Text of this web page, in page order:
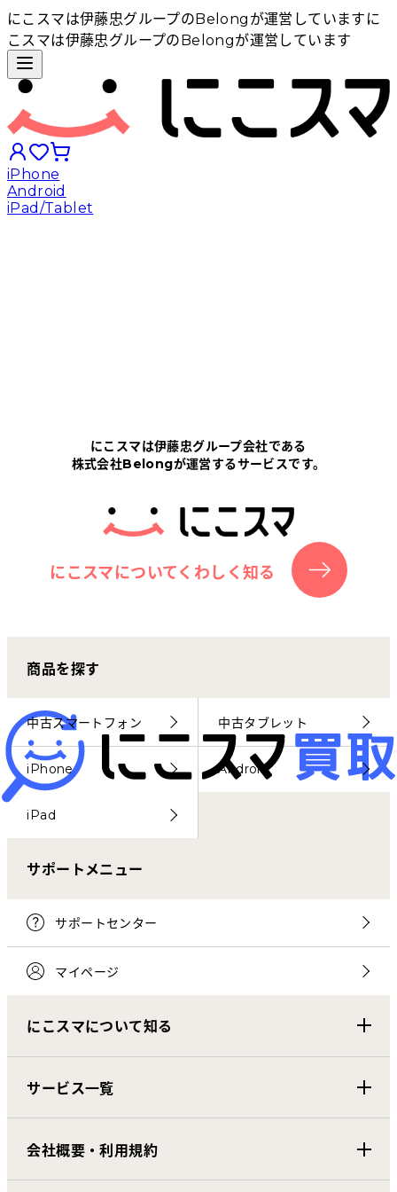
にこスマは伊藤忠グループのBelongが運営しています に
こスマは伊藤忠グループのBelongが運営しています
iPhone
Android
iPad/Tablet
にこスマについて
サポートセンター
お客さまの声
にこスマ通信
マイページ
にこスマは伊藤忠グループ会社である
株式会社Belongが運営するサービスです。
にこスマについてくわしく知る
商品を探す
中古スマートフォン 中古タブレット
iPhone Android
iPad
サポートメニュー
サポートセンター
マイページ
にこスマについて知る
サービス一覧
会社概要・利用規約